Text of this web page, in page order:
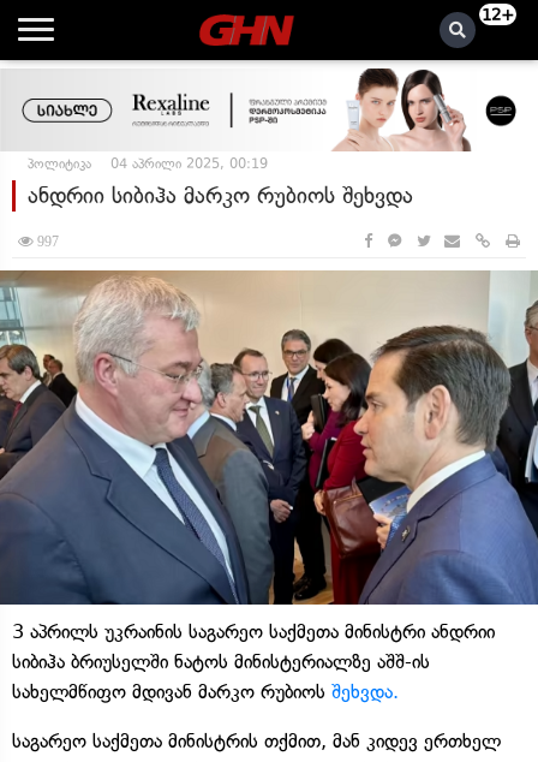
12+
პოლიტიკა 04 აპრილი 2025, 00:19
ანდრიი სიბიჰა მარკო რუბიოს შეხვდა
997
3 აპრილს უკრაინის საგარეო საქმეთა მინისტრი ანდრიი
სიბიჰა ბრიუსელში ნატოს მინისტერიალზე აშშ-ის
სახელმწიფო მდივან მარკო რუბიოს შეხვდა.
საგარეო საქმეთა მინისტრის თქმით, მან კიდევ ერთხელ